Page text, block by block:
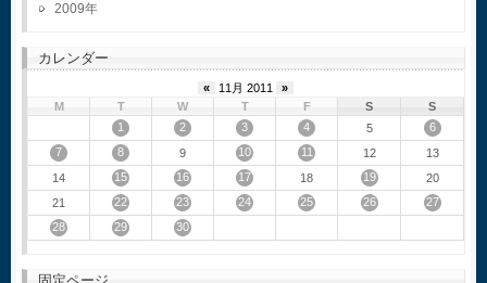
2009
カレンダー
« 11月 2011
»
M
T W T F S
S
1
2 3 4 5
6
7
8 9 10 11 12
13
14
15 16 17 18 19
20
21
22 23 24 25 26
27
28
29 30